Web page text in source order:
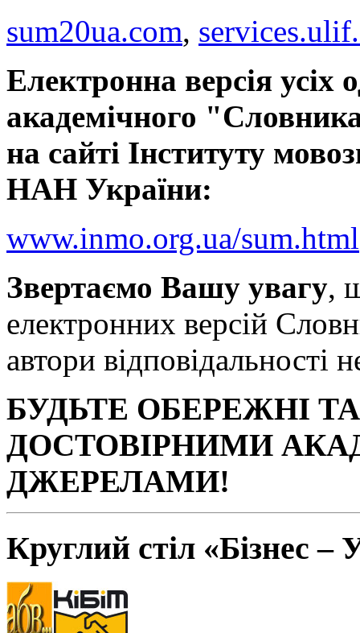
sum20ua.com,
Електронна версія усіх
академічного
на сайті Інституту
НАН України:
www.inmo.org.ua/sum.html
Звертаємо Вашу увагу,
електронних версій
автори відповідальності
БУДЬТЕ ОБЕРЕЖНІ
ДОСТОВІРНИМИ
ДЖЕРЕЛАМИ!
Круглий стіл «Бізнес –